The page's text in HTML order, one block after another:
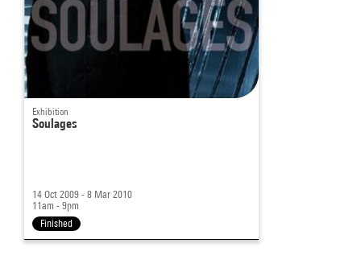
Exhibition
Soulages
14 Oct 2009 - 8 Mar 2010
11am - 9pm
Finished